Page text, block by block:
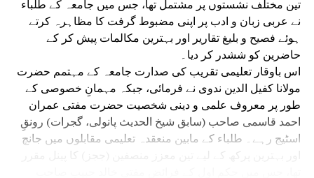
تین مختلف نشستوں پر مشتمل تھا، جس میں جامعہ کے طلباء
نے عربی زبان و ادب پر اپنی مضبوط گرفت کا مظاہرہ کرتے
ہوئے فصیح و بلیغ تقاریر اور بہترین مکالمات پیش کر کے
حاضرین کو ششدر کر دیا۔
اس باوقار تعلیمی تقریب کی صدارت جامعہ کے مہتمم حضرت
مولانا کفیل الدین ندوی نے فرمائی، جبکہ مہمانِ خصوصی کے
طور پر معروف علمی و دینی شخصیت حضرت مفتی عمران
احمد قاسمی صاحب (سابق شیخ الحدیث پانولی، گجرات) رونقِ
اسٹیج رہے۔ طلباء کے مابین منعقدہ تعلیمی مقابلوں میں جانچ